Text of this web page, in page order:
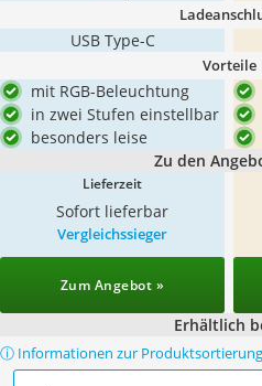
USB Type-C
Vorteile
mit RGB-Beleuchtung
in zwei Stufen einstellbar
besonders leise
Zu den
Lieferzeit
Sofort lieferbar
Vergleichssieger
Zum Angebot »
Erhältlich
ⓘ Informationen zur